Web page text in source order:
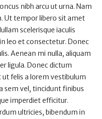
nibh arcu ut urna. Nam
Ut tempor libero sit amet
scelerisque iaculis
leo et consectetur. Donec
Aenean mi nulla, aliquam
ligula. Donec dictum
felis a lorem vestibulum
sem vel, tincidunt finibus
imperdiet efficitur.
ultricies, bibendum in